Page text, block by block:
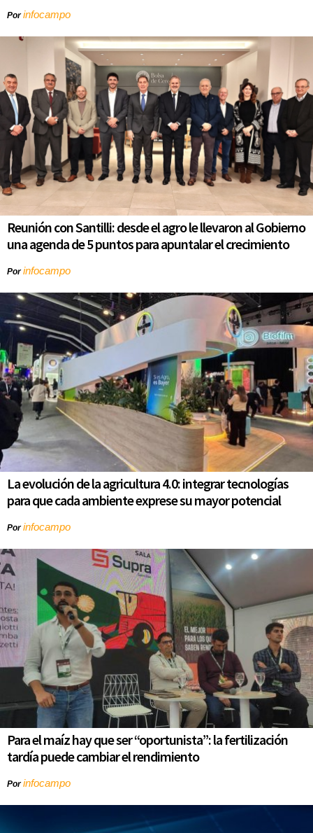
Porinfocampo
Reunión con Santilli: desde el agro le llevaron al Gobierno
una agenda de 5 puntos para apuntalar el crecimiento
Porinfocampo
La evolución de la agricultura 4.0: integrar tecnologías
para que cada ambiente exprese su mayor potencial
Porinfocampo
Para el maíz hay que ser “oportunista”: la fertilización
tardía puede cambiar el rendimiento
Porinfocampo